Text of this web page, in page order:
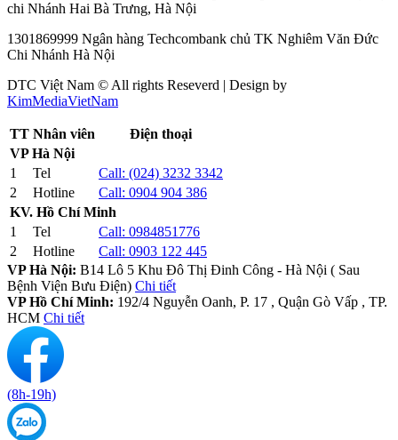
chi Nhánh Hai Bà Trưng, Hà Nội
1301869999 Ngân hàng Techcombank chủ TK Nghiêm Văn Đức
Chi Nhánh Hà Nội
DTC Việt Nam © All rights Reseverd | Design by
KimMediaVietNam
TT Nhân viên
Điện thoại
VP Hà Nội
1
Tel Call: (024) 3232 3342
2
Hotline Call: 0904 904 386
KV. Hồ Chí Minh
1
Tel Call: 0984851776
2
Hotline Call: 0903 122 445
VP Hà Nội: B14 Lô 5 Khu Đô Thị Đinh Công - Hà Nội ( Sau
Bệnh Viện Bưu Điện) Chi tiết
VP Hồ Chí Minh: 192/4 Nguyễn Oanh, P. 17 , Quận Gò Vấp , TP.
HCM Chi tiết
(8h-19h)